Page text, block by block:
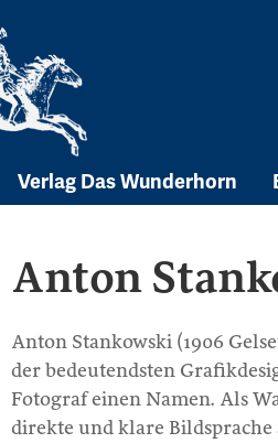
Verlag Das Wunderhorn
Anton
Anton Stankowski (1906
der bedeutendsten
Fotograf einen Namen. Als
direkte und klare